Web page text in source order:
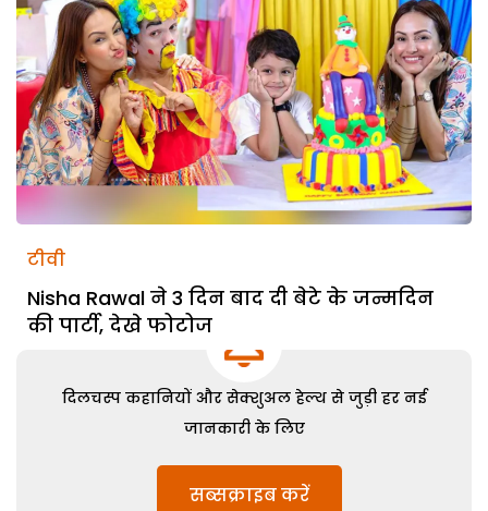
टीवी
Nisha Rawal ने 3 दिन बाद दी बेटे के जन्मदिन
की पार्टी, देखे फोटोज
दिलचस्प कहानियों और सेक्शुअल हेल्थ से जुड़ी हर नई
जानकारी के लिए
सब्सक्राइब करें